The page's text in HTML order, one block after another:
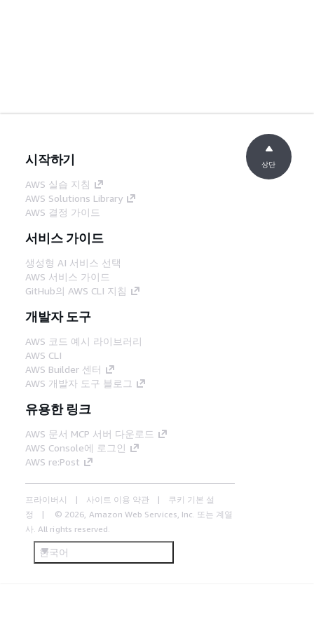
시작하기
AWS 실습 지침
AWS Solutions Library
AWS 결정 가이드
서비스 가이드
생성형 AI 서비스 선택
AWS 서비스 가이드
GitHub의 AWS CLI 지침
개발자 도구
AWS 코드 예시 라이브러리
AWS CLI
AWS Builder 센터
AWS 개발자 도구 블로그
유용한 링크
AWS 문서 MCP 서버 다운로드
AWS Console에 로그인
AWS re:Post
프라이버시 사이트 이용 약관
쿠키 기본 설
정
© 2026, Amazon Web Services, Inc. 또는 계열
사. All rights reserved.
한국어
상단